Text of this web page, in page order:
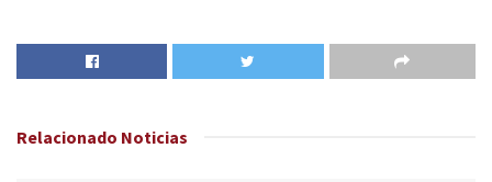
Relacionado Noticias